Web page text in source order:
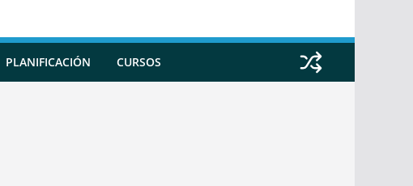
PLANIFICACIÓN CURSOS